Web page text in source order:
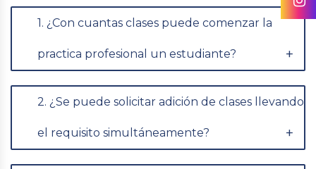
1. ¿Con cuantas clases puede comenzar la
practica profesional un estudiante?
2. ¿Se puede solicitar adición de clases llevando
el requisito simultáneamente?